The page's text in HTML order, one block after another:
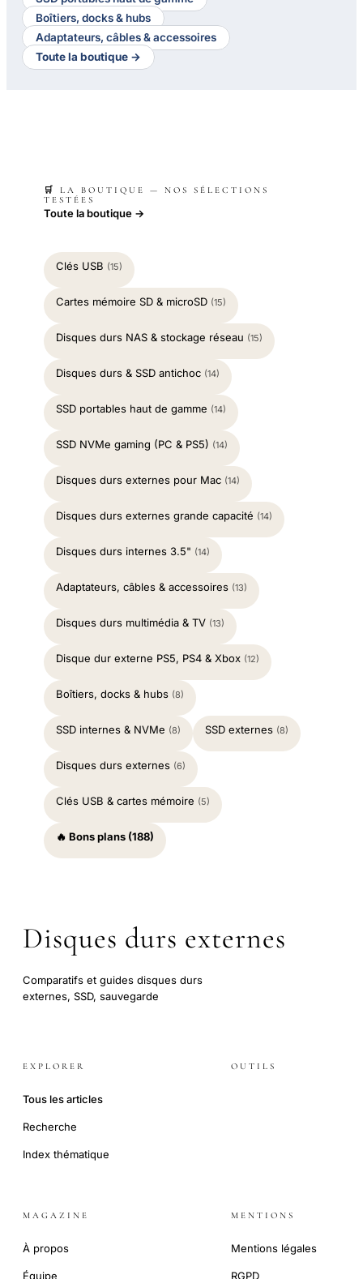
Boîtiers, docks & hubs
Adaptateurs, câbles & accessoires
Toute la boutique →
🛒 LA BOUTIQUE — NOS SÉLECTIONS
TESTÉES
Toute la boutique →
Clés USB (15)
Cartes mémoire SD & microSD (15)
Disques durs NAS & stockage réseau (15)
Disques durs & SSD antichoc (14)
SSD portables haut de gamme (14)
SSD NVMe gaming (PC & PS5) (14)
Disques durs externes pour Mac (14)
Disques durs externes grande capacité (14)
Disques durs internes 3.5" (14)
Adaptateurs, câbles & accessoires (13)
Disques durs multimédia & TV (13)
Disque dur externe PS5, PS4 & Xbox (12)
Boîtiers, docks & hubs (8)
SSD internes & NVMe (8) SSD externes (8)
Disques durs externes (6)
Clés USB & cartes mémoire (5)
🔥 Bons plans (188)
Disques durs externes
Comparatifs et guides disques durs
externes, SSD, sauvegarde
EXPLORER
Tous les articles
Recherche
Index thématique
OUTILS
MAGAZINE
À propos
Équipe
MENTIONS
Mentions légales
RGPD